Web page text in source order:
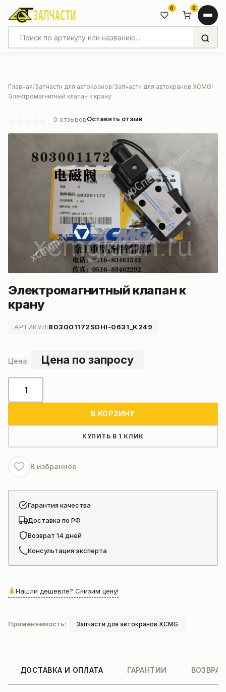
0 0
Главная Запчасти для автокранов Запчасти для автокранов XCMG
Электромагнитный клапан к крану
0 отзывовОставить отзыв
Электромагнитный клапан к
крану
АРТИКУЛ:803001172SDHI-0631_K249
Цена по запросу
товара
крану
В КОРЗИНУ
КУПИТЬ В 1 КЛИК
В избранное
Гарантия качества
Доставка по РФ
Возврат 14 дней
Консультация эксперта
Нашли дешевле? Снизим цену!
Применяемость: Запчасти для автокранов XCMG
ДОСТАВКА И ОПЛАТА ГАРАНТИИ